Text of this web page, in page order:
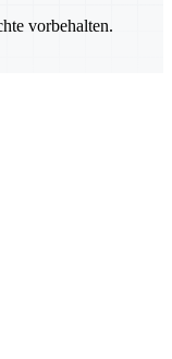
vorbehalten.